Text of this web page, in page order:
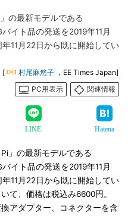
の最新モデルである
イト品の発送を2019年11月
11月22日から既に開始してい
[ 村尾麻悠子 ，EE Times Japan]
PC用表示
関連情報
LINE Hatena
」の最新モデルである
イト品の発送を2019年11月
11月22日から既に開始してい
て、価格は税込み6600円。
アダプター、コネクターを含